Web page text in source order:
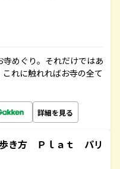
めぐり。それだけではあ
れに触れればお寺の全て
詳細を見る
き方 Ｐｌａｔ パリ